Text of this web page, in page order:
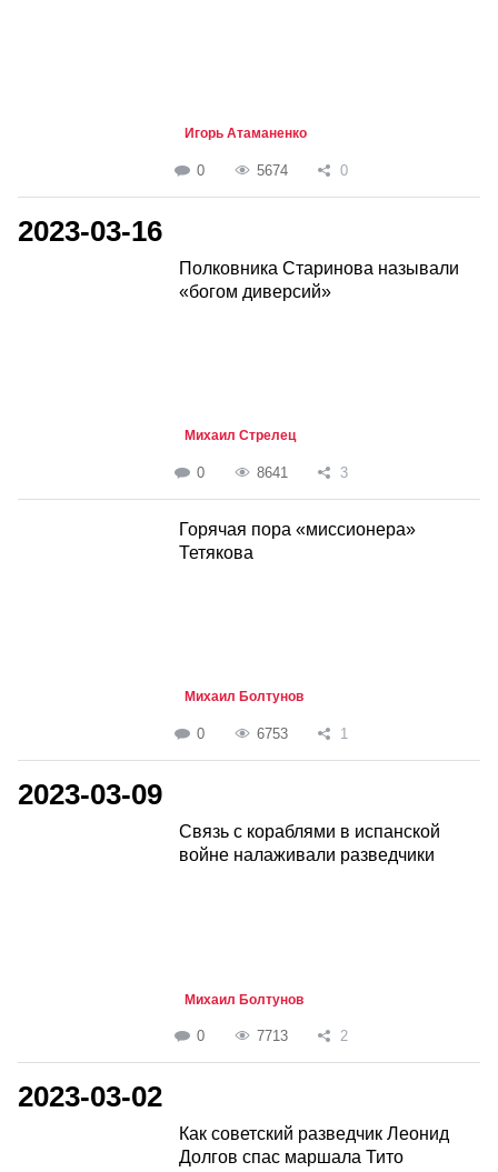
Игорь Атаманенко
0 5674 0
2023-03-16
Полковника Старинова называли
«богом диверсий»
Михаил Стрелец
0 8641 3
Горячая пора «миссионера»
Тетякова
Михаил Болтунов
0 6753 1
2023-03-09
Связь с кораблями в испанской
войне налаживали разведчики
Михаил Болтунов
0 7713 2
2023-03-02
Как советский разведчик Леонид
Долгов спас маршала Тито